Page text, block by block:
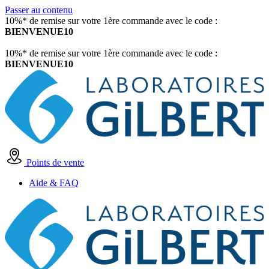
Passer au contenu
10%* de remise sur votre 1ère commande avec le code :
BIENVENUE10
10%* de remise sur votre 1ère commande avec le code :
BIENVENUE10
Points de vente
Aide & FAQ